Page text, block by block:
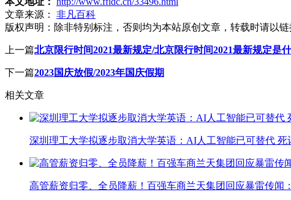
文章来源：
非凡百科
版权声明： 除非特别标注，否则均为本站原创文章，转载时请以链
上一篇北京限行时间2021最新规定/北京限行时间2021最新规定是
下一篇2023国庆放假/2023年国庆假期
相关文章
深圳理工大学拟逐步取消大学英语：AI人工智能已可替代 死
高管薪资归零、全员降薪！百强车商兰天集团回应暴雷传闻